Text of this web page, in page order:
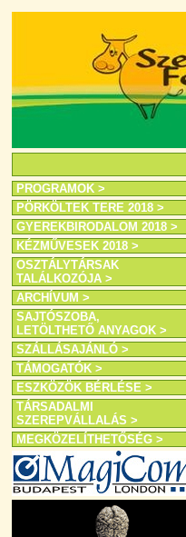
PROGRAMOK >
PÖRKÖLTEK TERE 2018 >
GYEREKBIRODALOM 2018 >
KÉZMŰVESEK 2018 >
OSZTÁLYTÁRSAK
TALÁLKOZÓJA >
ARCHÍVUM >
SAJTÓSZOBA,
LETÖLTHETŐ ANYAGOK >
SZÁLLÁSAJÁNLÓ >
TÁMOGATÓK >
ESZKÖZÖK BÉRLÉSE >
TÁRSADALMI
SZEREPVÁLLALÁS >
MEGKÖZELÍTHETŐSÉG >